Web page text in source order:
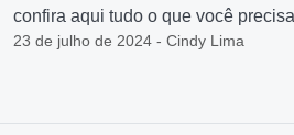
confira aqui tudo o que você
23 de julho de 2024 - Cindy Lima